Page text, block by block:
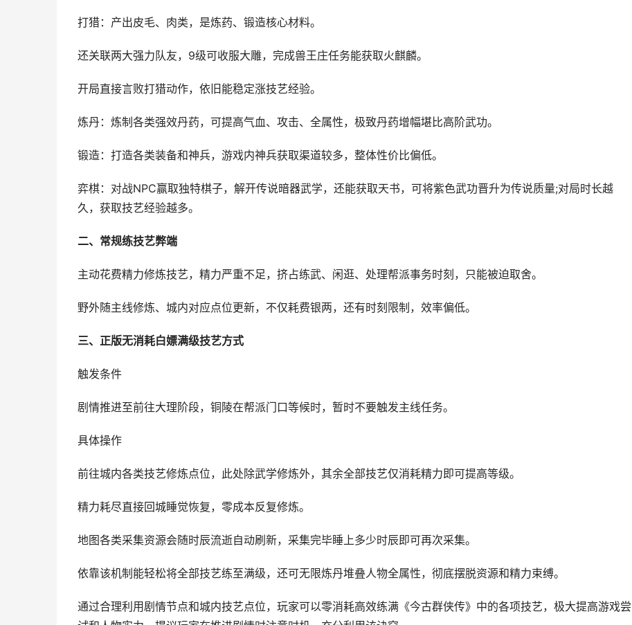
打猎：产出皮毛、肉类，是炼药、锻造核心材料。
还关联两大强力队友，9级可收服大雕，完成兽王庄任务能获取火麒麟。
开局直接言败打猎动作，依旧能稳定涨技艺经验。
炼丹：炼制各类强效丹药，可提高气血、攻击、全属性，极致丹药增幅堪比高阶武功。
锻造：打造各类装备和神兵，游戏内神兵获取渠道较多，整体性价比偏低。
弈棋：对战NPC赢取独特棋子，解开传说暗器武学，还能获取天书，可将紫色武功晋升为传说质量;对局时长越
久，获取技艺经验越多。
二、常规练技艺弊端
主动花费精力修炼技艺，精力严重不足，挤占练武、闲逛、处理帮派事务时刻，只能被迫取舍。
野外随主线修炼、城内对应点位更新，不仅耗费银两，还有时刻限制，效率偏低。
三、正版无消耗白嫖满级技艺方式
触发条件
剧情推进至前往大理阶段，铜陵在帮派门口等候时，暂时不要触发主线任务。
具体操作
前往城内各类技艺修炼点位，此处除武学修炼外，其余全部技艺仅消耗精力即可提高等级。
精力耗尽直接回城睡觉恢复，零成本反复修炼。
地图各类采集资源会随时辰流逝自动刷新，采集完毕睡上多少时辰即可再次采集。
依靠该机制能轻松将全部技艺练至满级，还可无限炼丹堆叠人物全属性，彻底摆脱资源和精力束缚。
通过合理利用剧情节点和城内技艺点位，玩家可以零消耗高效练满《今古群侠传》中的各项技艺，极大提高游戏尝